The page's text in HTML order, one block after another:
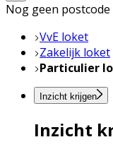
Nog geen
VvE loket
Zakelijk loket
Particulier
Inzicht krijgen
Inzicht